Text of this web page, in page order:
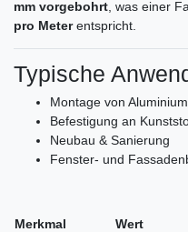
mm vorgebohrt , was einer
pro Meterentspricht.
Typische
Montage von
Befestigung an
Neubau & Sanierung
Fenster- und
Merkmal Wert